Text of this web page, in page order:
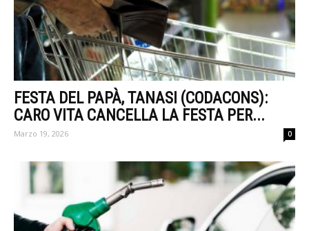
FESTA DEL PAPÀ, TANASI (CODACONS):
CARO VITA CANCELLA LA FESTA PER...
Marzo 19, 2026 0